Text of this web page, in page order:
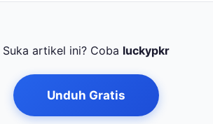
Suka artikel ini? Coba luckypkr
Unduh Gratis